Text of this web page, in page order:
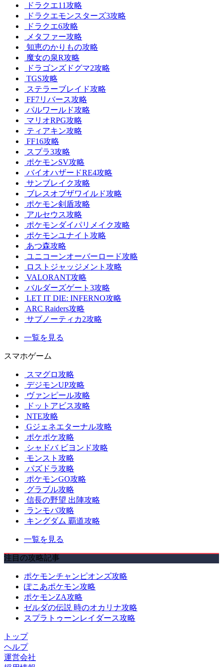
ドラクエ11攻略
ドラクエモンスターズ3攻略
ドラクエ6攻略
メタファー攻略
知恵のかりもの攻略
魔女の泉R攻略
ドラゴンズドグマ2攻略
TGS攻略
ステラーブレイド攻略
FF7リバース攻略
パルワールド攻略
マリオRPG攻略
ティアキン攻略
FF16攻略
スプラ3攻略
ポケモンSV攻略
バイオハザードRE4攻略
サンブレイク攻略
ブレスオブザワイルド攻略
ポケモン剣盾攻略
アルセウス攻略
ポケモンダイパリメイク攻略
ポケモンユナイト攻略
あつ森攻略
ユニコーンオーバーロード攻略
ロストジャッジメント攻略
VALORANT攻略
バルダーズゲート3攻略
LET IT DIE: INFERNO攻略
ARC Raiders攻略
サブノーティカ2攻略
一覧を見る
スマホゲーム
スマグロ攻略
デジモンUP攻略
ヴァンピール攻略
ドットアビス攻略
NTE攻略
Gジェネエターナル攻略
ポケポケ攻略
シャドバ ビヨンド攻略
モンスト攻略
パズドラ攻略
ポケモンGO攻略
グラブル攻略
信長の野望 出陣攻略
ランモバ攻略
キングダム 覇道攻略
一覧を見る
注目の攻略記事
ポケモンチャンピオンズ攻略
ぽこあポケモン攻略
ポケモンZA攻略
ゼルダの伝説 時のオカリナ攻略
スプラトゥーンレイダース攻略
トップ
ヘルプ
運営会社